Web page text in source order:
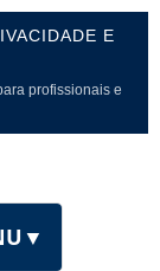
E
profissionais e
▼